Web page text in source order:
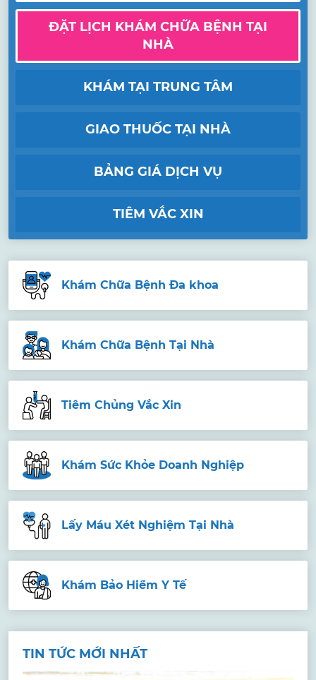
ĐẶT LỊCH KHÁM CHỮA BỆNH TẠI
NHÀ
KHÁM TẠI TRUNG TÂM
GIAO THUỐC TẠI NHÀ
BẢNG GIÁ DỊCH VỤ
TIÊM VẮC XIN
Khám Chữa Bệnh Đa khoa
Khám Chữa Bệnh Tại Nhà
Tiêm Chủng Vắc Xin
Khám Sức Khỏe Doanh Nghiệp
Lấy Máu Xét Nghiệm Tại Nhà
Khám Bảo Hiểm Y Tế
TIN TỨC MỚI NHẤT